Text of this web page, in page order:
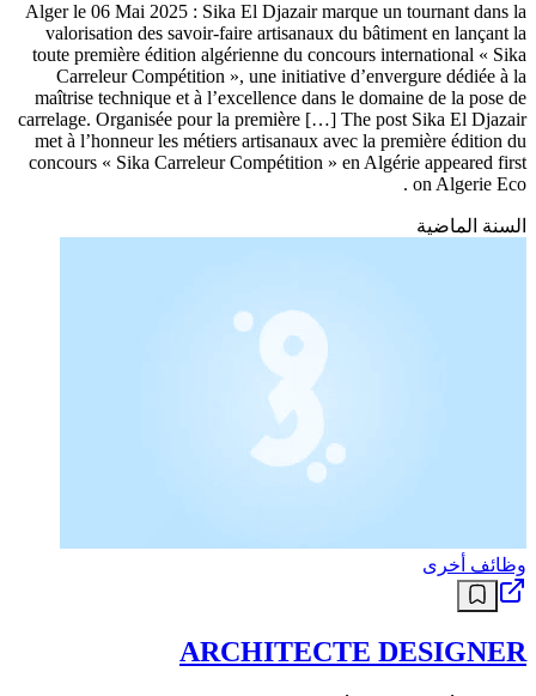
Alger le 06 Mai 2025 : Sika El Djazair marque un tournant dans la
valorisation des savoir-faire artisanaux du bâtiment en lançant la
toute première édition algérienne du concours international « Sika
Carreleur Compétition », une initiative d’envergure dédiée à la
maîtrise technique et à l’excellence dans le domaine de la pose de
carrelage. Organisée pour la première […] The post Sika El Djazair
met à l’honneur les métiers artisanaux avec la première édition du
concours « Sika Carreleur Compétition » en Algérie appeared first
on Algerie Eco .
السنة الماضية
وظائف أخرى
ARCHITECTE DESIGNER